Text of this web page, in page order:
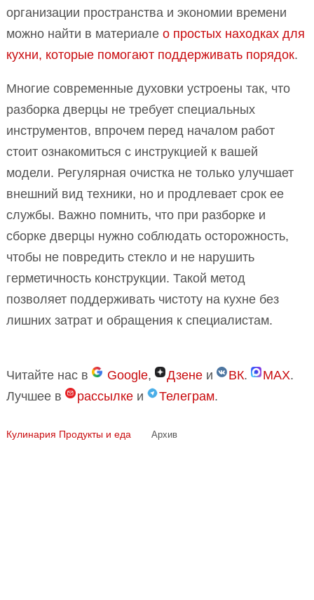
организации пространства и экономии времени
можно найти в материале о простых находках для
кухни, которые помогают поддерживать порядок.
Многие современные духовки устроены так, что
разборка дверцы не требует специальных
инструментов, впрочем перед началом работ
стоит ознакомиться с инструкцией к вашей
модели. Регулярная очистка не только улучшает
внешний вид техники, но и продлевает срок ее
службы. Важно помнить, что при разборке и
сборке дверцы нужно соблюдать осторожность,
чтобы не повредить стекло и не нарушить
герметичность конструкции. Такой метод
позволяет поддерживать чистоту на кухне без
лишних затрат и обращения к специалистам.
Читайте нас в Google, Дзене и ВК. MAX.
Лучшее в
рассылке и Телеграм.
Кулинария Продукты и еда Архив